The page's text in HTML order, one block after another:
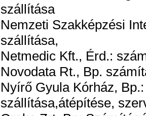
szállítása
Nemzeti Szakképzési
szállítása,
Netmedic Kft., Érd.:
Novodata Rt., Bp.
Nyírő Gyula Kórház,
szállítása,átépítése,